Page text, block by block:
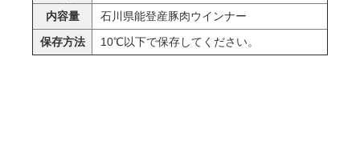
内容量
石川県能登産豚肉ウインナー
保存方法
10℃以下で保存してください。